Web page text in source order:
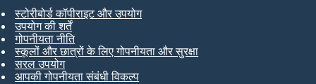
स्टोरीबोर्ड कॉपीराइट और उपयोग
उपयोग की शर्तें
गोपनीयता नीति
स्कूलों और छात्रों के लिए गोपनीयता और सुरक्षा
सरल उपयोग
आपकी गोपनीयता संबंधी विकल्प